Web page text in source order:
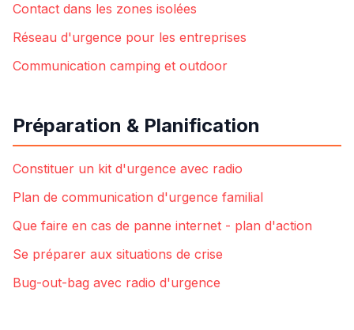
Contact dans les zones isolées
Réseau d'urgence pour les entreprises
Communication camping et outdoor
Préparation & Planification
Constituer un kit d'urgence avec radio
Plan de communication d'urgence familial
Que faire en cas de panne internet - plan d'action
Se préparer aux situations de crise
Bug-out-bag avec radio d'urgence